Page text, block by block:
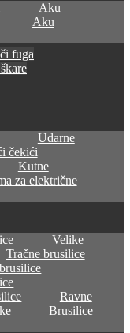
Aku
Aku
fuga
Udarne
čekići
Kutne
za električne
Velike
Tračne brusilice
Ravne
Brusilice